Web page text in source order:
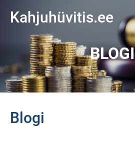
Kahjuhüvitis.ee
BLOGI
Blogi